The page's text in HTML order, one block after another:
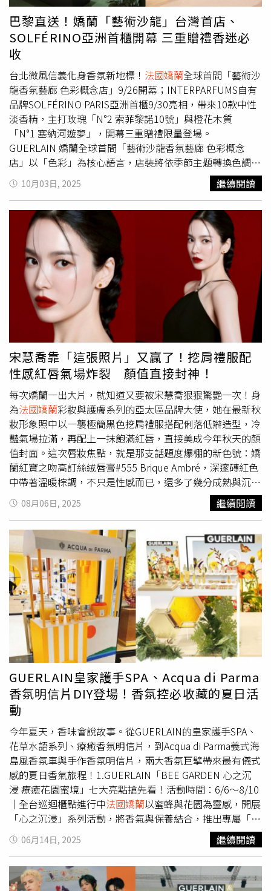
燭」推出9款蠟燭，採可補充與客製化設計，其中囊括6款全
新精粹香氛蠟燭外，亦延續原版蠟燭熱賣香型，重新打造出
3款香氛蠟燭。配方以極高品質的蜂蠟乳打造，賦予嬌蘭香
氛絕佳柔和的香調。「居家藝術香氛蠟燭杯」共推出6款，
融入品牌經典蜜蜂徽飾與八角瓶身元素設計，每款雙色蠟燭
杯都將刷金質感的優雅與嬌蘭香（Guerlinade）原料的靈感
色彩或圖案巧妙融合，使得這些蠟燭不僅僅是香氛產品，更
是款款精緻的裝飾藝術品。嬌蘭 居家藝術 香氛蠟燭杯／
2,510元、香氛蠟燭（補充）／2,950元（圖／品牌提供）
Diptyque 季節限定版櫻花香氛蠟燭每當 Diptyque 點燃櫻花
香氣，就代表春天真的來了！這款季節限定版櫻花香氛蠟
燭，巧妙地在優雅的玫瑰氣息中揉入鈴蘭、茉莉與依蘭依
蘭，並點綴了覆盆子與櫻桃的活潑果香，最後收尾在溫潤的
麝香中，彷彿將整棵盛放的櫻花樹搬進了屋子裡，充滿生機
卻又細緻入微。Diptyque 季節限定版櫻花香氛蠟燭 190g／
2,300元（圖／品牌提供）同時 Diptyque還推出「季節限定
版櫻花陶瓷燭蓋」，這款配件採手工製作而成，在保護香氛
蠟質、保留香氣之餘，亦帶來一抹詩意浪漫氣息。Diptyque
以純白燭蓋融入櫻花裝飾語彙，選用無釉素燒瓷並結合細緻
浮雕工藝，呈現低調而優雅的立體層次。瓷器於法國高溫燒
製而成，未上釉的表面散發柔霧般的啞光質感，觸感溫潤，
如天鵝絨般細膩柔和。Diptyque 季節限定版櫻花陶瓷燭蓋
（適合配搭190g蠟燭）／2,700元（圖／品牌提供）
(MALIN+GOETZ) 玫瑰巨型香氛蠟燭(MALIN+GOETZ)去年首
度發表的玫瑰巨型香氛蠟燭，甫上市便備受顧客喜愛及造成
熱烈迴響，2026年春季，(MALIN+GOETZ)玫瑰巨型香氛蠟
燭限量回歸。標誌性帶辛香感花香氣息，搭配玫瑰石英色調
的玻璃容器，半透明粉霧質地在燭光下透出淡雅光暈，於玻
璃燭蓋上注入全新視覺語彙「A ROSE BY ANOTHER
NAME．OTTO」，呼應品牌對經典玫瑰的重新詮釋，低調
環形文字刻印為經典之作賦予嶄新收藏價值。
(MALIN+GOETZ)玫瑰巨型香氛蠟燭全新環形刻印設計、經
典辛香玫瑰氣息，重塑當代花香輪廓。（圖／品牌提供）香
氣靈感來自玫瑰花瓣中萃取的珍稀奧圖玫瑰精油，顛覆多數
人對花香的既定印象，重新定義玫瑰的優雅與深度。前調由
小荳蔻、丁香及黑胡椒揭開序幕，辛香氣息清新俐落，勾勒
出意想不到的現代輪廓；隨後，牡丹、玫瑰和天竺葵層層展
開，猶如置身春日清晨的綠意花園，散發盎然生命力；尾韻
融合苔蘚、羊絨麝香與溫潤木質氣息，使整體香氣在柔和及
深度之間取得完美平衡，打造充滿驚喜的嗅覺體驗，展現有
別於傳統玫瑰的率性與力量。(MALIN+GOETZ)玫瑰巨型香
氛蠟燭 780g／6,900元（圖／品牌提供）
巴黎直送！嬌蘭「藝術沙龍」台灣首店、
SOLFÉRINO亞洲首櫃開幕 三重贈禮香迷必
收
台北微風信義化身香氛新地標！ 法國嬌蘭全球首間「藝術沙
龍香氛藝廊 色彩概念店」9/26開幕；INTERPARFUMS自有
品牌SOLFÉRINO PARIS亞洲首櫃9/30亮相，帶來10款中性
淡香精，主打玫瑰「N°2 索菲黎諾10號」與橙花木質
「N°1 塞納河遊夢」，開幕三重贈禮限量登場。
GUERLAIN 嬌蘭全球首間「藝術沙龍香氛藝廊 色彩概念
店」以「色彩」為核心語言，店裝將依季節主題轉換色調，
搭配全鏡面天花與自法國空運的優雅家具，形成衝突卻和諧
的藝術場域。櫃上完整囊括藝術沙龍高訂香氛、居家藝術系
列、花草水語、保養與彩妝，還有全台獨家的高訂香氛展示
桌、以往僅活動才能體驗的「香氛探索盒」，以及亞洲首座
「訂製服務精品箱」，從鑑香到客製，帶來精品級禮遇。
（圖／品牌提供）法國嬌蘭
藝術沙龍香氛藝廊-色彩概念店
訂製服務精品箱（圖／品牌提供）必逛亮點•新品搶先聞：
九月新香「藝術沙龍荒野甦醒淡香精」以岩蘭草為主角，揉
合無花果與鳳梨的多汁微甜、零陵香豆與莎草精油的木質底
蘊，呈現叢林破曉的清新與深邃。（圖／品牌提供）•首度
推出髮香噴霧：將三款熱賣香氛「靜日沉思」、「迷夜橙
花」、「白色擁抱」化作髮梢氣息，採透明磨砂玻璃瓶裝，
質感滿分。•五感快閃活動：•感官盛宴一：開幕首兩週週
末，現場綁定官方帳號並打卡，限量兌換「藝術沙龍調酒」
（每日限量，每人一次）。•感官盛宴二：於官方報名並著
「叢林綠」配件或服飾靠櫃體驗，即享「藝術沙龍香氛針
管」＋限量試香紙（隨機、贈完為止）。•感官盛宴三：藝
文手作工坊：首波「岩蘭草香氛療癒包」手作體驗，凡購買
任一藝術沙龍香水即可報名（名額有限）。•感官盛宴四：
法式贈禮：於指定櫃點（微風信義／新光南西／台中遠百／
高雄漢神巨蛋）消費藝術沙龍香水，依門檻贈「品牌香氛隨
身瓶」、「藝術沙龍香氛針管」、或「高訂香水皮革套」、
「叢林皮革吊飾」等（數量有限，每人一次）。​（圖／品牌
提供）小編筆記：這不是一般櫃位，而是把「調香工作室＋
藝廊＋Salon」搬進百貨的沉浸式場景，推薦先預約體驗，
打卡還能喝到限量調酒！SOLFÉRINO PARIS 索菲黎諾｜
INTERPARFUMS全新自有品牌承襲INTERPARFUMS四十餘
年的專業，法國頂級香氛品牌SOLFÉRINO正式登台，品牌
以10, rue de Solférino宅邸為靈感，把巴黎的建築語彙與生
活細節，化為香氛語言。首發系列10款中性淡香精＋2款香
氛蠟燭，邀請10位調香師書寫巴黎地景，將城市場景轉化為
氣味詩篇。台灣是全球第二個上市的國家，目前只有法國和
台灣有販售。（圖／品牌提供）推薦必收香氛1.N°2 10
SOLFÉRINO 索菲黎諾10號淡香精（玫瑰花香調）一朵經典
又前衛的玫瑰，揉合紫羅蘭與鳶尾的細膩粉霧，果香與花茶
的清透襯托玫瑰芬芳，尾韻則以雪松、白麝香與香根草收
束。既是宅邸的雋永優雅，也是巴黎的當代浪漫。
SOLFÉRINO PARIS N°2 10 SOLFÉRINO 索菲黎諾10號淡香
精 125ml／9,460元、70ml／5,820元。（圖／品牌提供）
2.N°1 RÊVERIE SUR SEINE 塞納河遊夢淡香精（橙花木質
調）調香大師Nathalie Lorson以橙花為核心，揉合快樂鼠
尾草與柑橘的明亮清新，中調的橙花與牡丹交織出浪漫光
影，尾韻則以麝香與金色木香留下柔和幸福的溫暖氣息。宛
如黃昏時分的塞納河畔，夢境與現實交錯的巴黎記憶。
SOLFÉRINO PARIS N°1 RÊVERIE SUR SEINE 塞納河遊夢淡
香精 125ml／9,460元、70ml／5,820元。（圖／品牌提
供）其他還有包括N°3 皇家茶敘（烏龍茶香調）、N°4 漫遊
蒙馬特（黑色皮革調）、N°5 星期六的巴黎（木質美食
調）、N°6 星耀巴黎（白色花香調）、N°7 午夜公主街（沉
10月03日, 2025 繼續閱讀
宋慧喬靠「這張照片」又贏了！挖肩禮服配
性感紅唇氣場炸裂 顏值直接封神！
每次嬌蘭一出大片，就知道又要被宋慧喬狠狠驚艷一次！身
為法國嬌蘭彩妝與護膚系列的亞太區品牌大使，她在最新秋
妝形象照中以一襲極簡黑色挖肩禮服搭配俐落低辮造型，冷
豔氣場拉滿，再配上一抹飽滿紅唇，直接美成今年秋天的顏
值封面。這次唇妝焦點，就是那支話題度爆棚的新色號：嬌
蘭紅寶之吻高訂絲絨唇膏#555 Brique Ambré，深邃磚紅色
中帶著溫暖棕調，不只是性感而已，還多了幾分成熟與沉
穩，擦上它整個人瞬間精緻升級，難怪一曝光就被網友狂敲
問色號！由宋慧喬示範的嬌蘭紅寶之吻高訂唇膏#555，有
預感會成為櫃上的熱賣斷貨色。（圖／品牌提供、吳雅鈴
攝）除了色澤吸睛，這波限定系列更讓唇膏外殼變身為收藏
級藝術品—靈感源自鳳凰、孔雀與鳴禽羽毛的三款彩殼，細
節精緻到不行，尤其是紅與米色斑點交錯的PHOENIX款，
與紅唇搭配起來根本高級感爆棚！而這回秋妝的新色除了喬
妹御用的#555，另外還有七款全新色選，從裸粉、橘棕、
巧克力棕到莓果紅應有盡有，可完美詮釋秋妝多變層次。
在 Instagram 查看這則貼文 從 Instagram 分享的貼文 三款
彩殼、八種新色，讓女孩的秋季唇妝可以有更多不一樣的變
化。（圖／品牌提供、吳雅鈴攝）除了#555，小編力推
#139粉紅裸膚色、#207優雅米色跟#234秋天感橘棕色，也
是本次的人氣主打色。（圖／吳雅鈴攝）如果你也被這抹磚
紅燒到、但還想多點選擇，近期還有兩款話題新品也超值得
一試：雅詩蘭黛最新絕美奢潤精萃唇膏柔霧款中的#333磚
紅輕聲，柔霧中帶光、顯白又有氣勢，質地猶如護唇膏般舒
適；CELINE首度推出的LE ROUGE CELINE唇膏系列中，
#07 Rouge Ava更以70年代為靈感，打造巴黎風格的磚紅緞
面唇，搭配CELINE高訂風格金色外殼，一拿出來就讓人眼
睛一亮。雅詩蘭黛絕美奢潤精萃唇膏柔霧款#333／1,450元
（圖／品牌提供）CELINE LE ROUGE CELINE緞光唇膏#07
／2,900元（圖／品牌提供）今年秋天，如果你正在尋找一
支不張揚卻能強勢出場的紅唇，那麼宋慧喬演繹的這支、還
有CELINE與雅詩蘭黛的磚紅選色，都值得收入唇彩清單
中，一抹上唇立刻擁有秋日主角光環！
08月06日, 2025 繼續閱讀
GUERLAIN皇家護手SPA、Acqua di Parma
香氛明信片DIY登場！香氛控必收藏的夏日活
動
今年夏天，香味會說故事。從GUERLAIN的皇家護手SPA、
花草水語系列、療癒香氛明信片，到Acqua di Parma義式海
島風香氛車與手作香氛明信片，兩大香氛巨擘帶來最有儀式
感的夏日香氣旅程！1.GUERLAIN「BEE GARDEN 心之沉
浸 療癒花園蜜境」七大亮點搶先看！活動時間：6/6～8/10
｜全台巡迴櫃點進行中法國嬌蘭以蜜蜂與花園為靈感，開展
「心之沉浸」系列活動，將香氣與保養結合，推出專屬「香
氛護手SPA」體驗與多項限量療癒贈禮。GUERLAIN花草水
語香氛護手霜（圖／品牌提供）亮點體驗：1. 體驗6月新
品「花草水語香氛護手霜」系列2. 結合皇牌護膚油「皇
家蜂王乳平衡油精華」，打造臉部級雙手SPA現場好禮大放
06月14日, 2025 繼續閱讀